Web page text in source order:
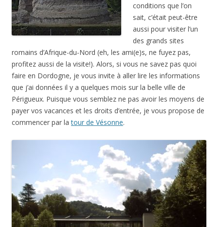
conditions que l’on
sait, c’était peut-être
aussi pour visiter l’un
des grands sites
romains d’Afrique-du-Nord (eh, les ami(e)s, ne fuyez pas,
profitez aussi de la visite!). Alors, si vous ne savez pas quoi
faire en Dordogne, je vous invite à aller lire les informations
que j’ai données il y a quelques mois sur la belle ville de
Périgueux. Puisque vous semblez ne pas avoir les moyens de
payer vos vacances et les droits d’entrée, je vous propose de
commencer par latour de Vésonne.